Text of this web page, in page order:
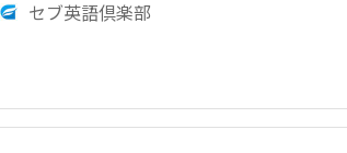
セブ英語倶楽部